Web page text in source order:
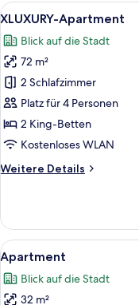
Alle
Fotos
für
XLUXURY-
Apartment
anzeigen
7
XLUXURY-Apartment
Blick auf die Stadt
72 m²
2 Schlafzimmer
Platz für 4 Personen
2 King-Betten
Kostenloses WLAN
Weitere Details
Weitere
Apartment
Alle
Fotos
für
7
Apartment
Blick auf die Stadt
32 m²